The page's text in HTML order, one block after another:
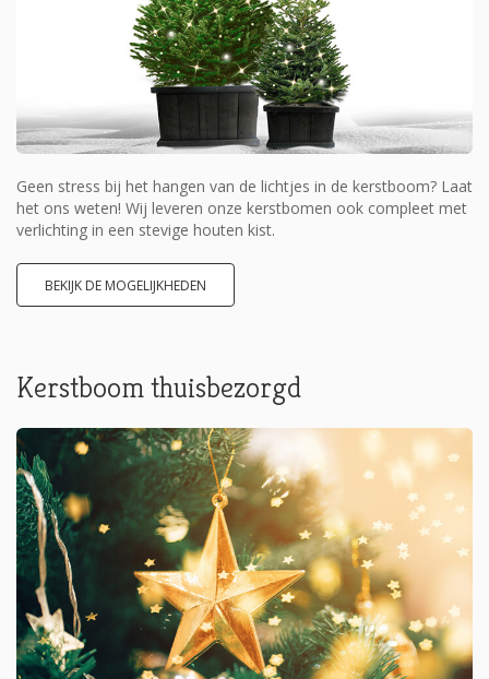
Geen stress bij het hangen van de lichtjes in de kerstboom? Laat
het ons weten! Wij leveren onze kerstbomen ook compleet met
verlichting in een stevige houten kist.
BEKIJK DE MOGELIJKHEDEN
Kerstboom thuisbezorgd